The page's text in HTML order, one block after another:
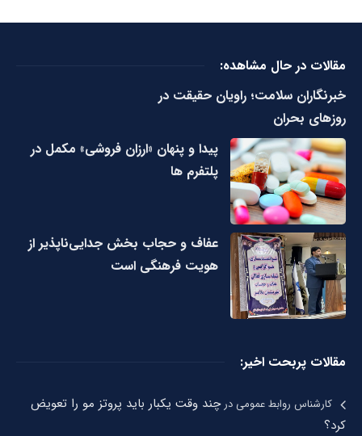
مقالات در حال مشاهده:
خبرنگاران سلامت؛ راویان حقیقت در
روزهای بحران
پیدا و پنهان «ارزان فروشی» مکمل در
پلتفرم ها
عفاف و حجاب بخش جدایی‌ناپذیر از
هویت فرهنگی است
مقالات پربحت اخیر:
کارشناس روابط عمومیدرچند وقت یکبار باید پروتز مو را تعویض
کرد؟